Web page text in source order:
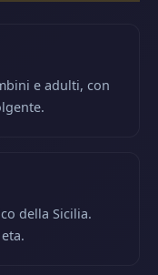
e adulti, con
della Sicilia.